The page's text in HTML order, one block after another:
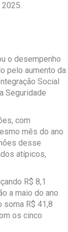
o desempenho
pelo aumento da
Social
Seguridade
com
mês do ano
desse
atípicos,
R$ 8,1
a maio do ano
soma R$ 41,8
os cinco